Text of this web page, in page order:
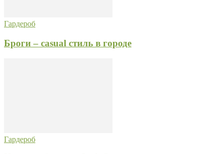
Гардероб
Броги – casual стиль в городе
Гардероб